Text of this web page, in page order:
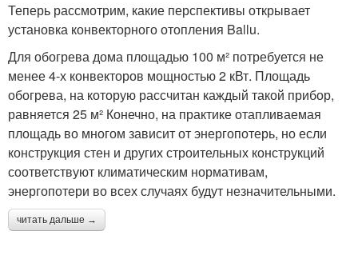
Теперь рассмотрим, какие перспективы открывает
установка конвекторного отопления Ballu.
Для обогрева дома площадью 100 м² потребуется не
менее 4-х конвекторов мощностью 2 кВт. Площадь
обогрева, на которую рассчитан каждый такой прибор,
равняется 25 м² Конечно, на практике отапливаемая
площадь во многом зависит от энергопотерь, но если
конструкция стен и других строительных конструкций
соответствуют климатическим нормативам,
энергопотери во всех случаях будут незначительными.
читать дальше →